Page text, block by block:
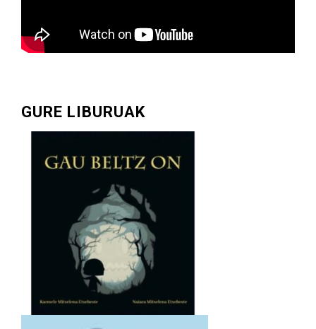
GURE LIBURUAK